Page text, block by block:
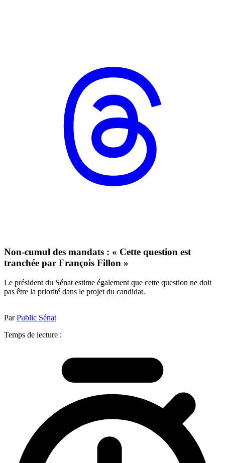
Non-cumul des mandats : « Cette question est
tranchée par François Fillon »
Le président du Sénat estime également que cette question ne doit
pas être la priorité dans le projet du candidat.
ParPublic Sénat
Temps de lecture :